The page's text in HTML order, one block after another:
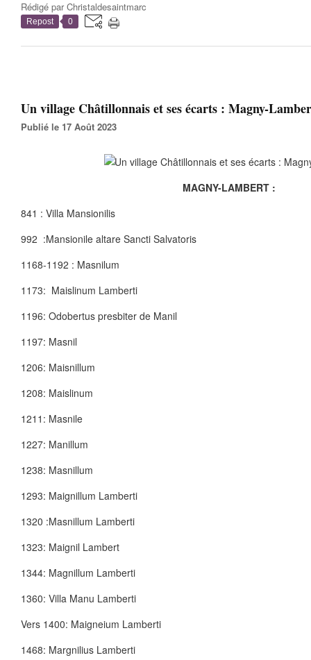
Rédigé parChristaldesaintmarc
Repost 0
Un village Châtillonnais et ses écarts : Magny-
Publié le 17 Août 2023
MAGNY-LAMBERT :
841 : Villa Mansionilis
992 :Mansionile altare Sancti Salvatoris
1168-1192 : Masnilum
1173: Maislinum Lamberti
1196: Odobertus presbiter de Manil
1197: Masnil
1206: Maisnillum
1208: Maislinum
1211: Masnile
1227: Manillum
1238: Masnillum
1293: Maignillum Lamberti
1320 :Masnillum Lamberti
1323: Maignil Lambert
1344: Magnillum Lamberti
1360: Villa Manu Lamberti
Vers 1400: Maigneium Lamberti
1468: Margnilius Lamberti